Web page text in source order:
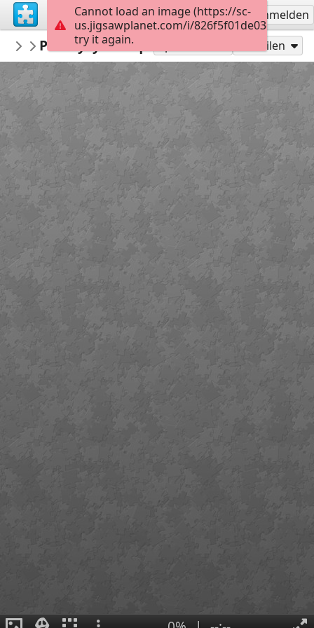
Registrieren Anmelden
Canal
...
Pontcysyllte Aqueduct Teilen
Cannot load an image (https://sc-
us.jigsawplanet.com/i/
try it again.